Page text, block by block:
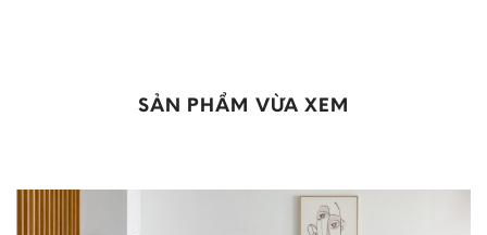
SẢN PHẨM VỪA XEM